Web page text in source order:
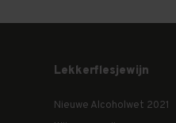
Lekkerflesjewijn
Nieuwe Alcoholwet 2021